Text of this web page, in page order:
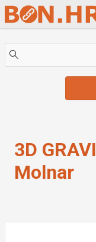
Skip to Main Content
3D
Molnar